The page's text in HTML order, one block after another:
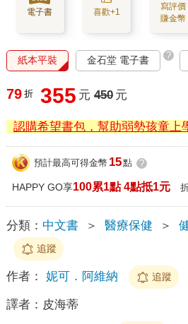
電子書 喜歡+1
寫評價
賺金幣
紙本平裝 金石堂 電子書 ?
79 折 355 元 450 元
認購希望書包，幫助弱勢孩童上
預計最高可得金幣 15點 ?
HAPPY GO享100累1點 4點抵1元
分類： 中文書 ＞ 醫療保健 ＞
追蹤
作者： 妮可．阿維納 追蹤
譯者： 皮海蒂